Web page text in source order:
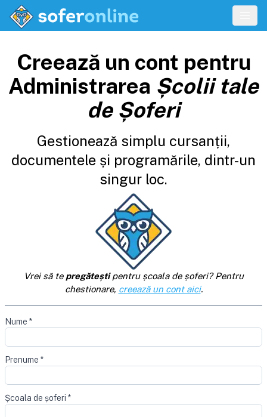
Creează un cont pentru
Administrarea Școlii tale
de Șoferi
Gestionează simplu cursanții,
documentele și programările, dintr-un
singur loc.
Vrei să te pregăteștipentru școala de șoferi? Pentru
chestionare, creează un cont aici.
Nume *
Prenume *
Școala de șoferi *